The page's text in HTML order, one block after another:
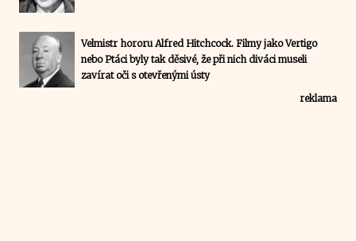
Velmistr hororu Alfred Hitchcock. Filmy jako Vertigo
nebo Ptáci byly tak děsivé, že při nich diváci museli
zavírat oči s otevřenými ústy
reklama